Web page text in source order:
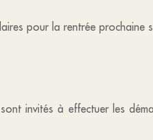
pour la rentrée prochaine
invités à effectuer les